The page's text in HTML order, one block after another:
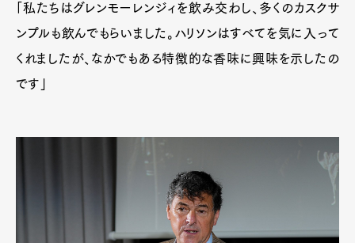
「私たちはグレンモーレンジィを飲み交わし、多くのカスクサ
ンプルも飲んでもらいました。ハリソンはすべてを気に入って
くれましたが、なかでもある特徴的な香味に興味を示したの
です」